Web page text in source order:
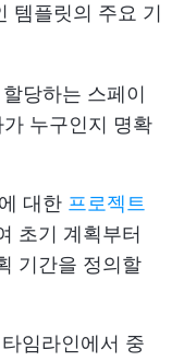
템플릿의 주요 기
당하는 스페이
누구인지 명확
대한 프로젝트
초기 계획부터
기간을 정의할
임라인에서 중